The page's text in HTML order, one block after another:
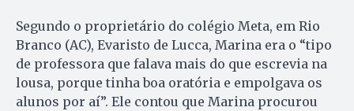
Segundo o proprietário do colégio Meta, em Rio
Branco (AC), Evaristo de Lucca, Marina era o “tipo
de professora que falava mais do que escrevia na
lousa, porque tinha boa oratória e empolgava os
alunos por aí”. Ele contou que Marina procurou